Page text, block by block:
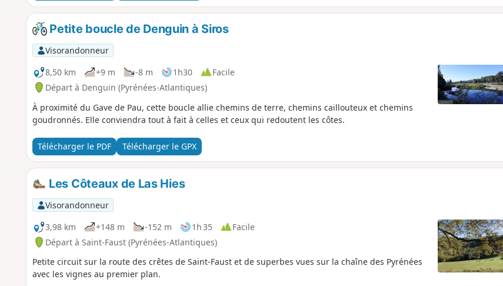
Petite boucle de Denguin à Siros
Visorandonneur
8,50 km
+9 m -8 m 1h30
Facile
Départ à Denguin (Pyrénées-Atlantiques)
À proximité du Gave de Pau, cette boucle allie chemins de terre, chemins caillouteux et chemins
goudronnés. Elle conviendra tout à fait à celles et ceux qui redoutent les côtes.
Télécharger le PDF Télécharger le GPX
Les Côteaux de Las Hies
Visorandonneur
3,98 km
+148 m -152 m 1h 35
Facile
Départ à Saint-Faust (Pyrénées-Atlantiques)
Petite circuit sur la route des crêtes de Saint-Faust et de superbes vues sur la chaîne des Pyrénées
avec les vignes au premier plan.